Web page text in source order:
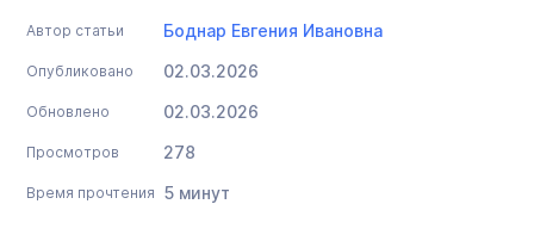
Автор статьи Боднар Евгения Ивановна
Опубликовано 02.03.2026
Обновлено 02.03.2026
Просмотров 278
Время прочтения 5 минут